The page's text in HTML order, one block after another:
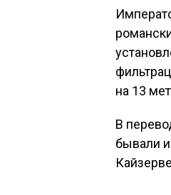
на 13
В
бывали